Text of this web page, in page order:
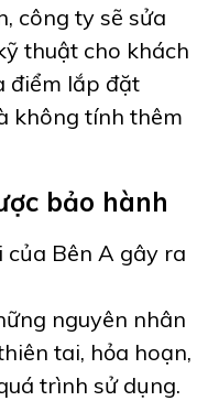
công ty sẽ sửa
thuật cho khách
điểm lắp đặt
không tính thêm
bảo hành
của Bên A gây ra
nguyên nhân
tai, hỏa hoạn,
trình sử dụng.